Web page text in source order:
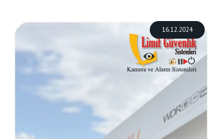
16.12.2024